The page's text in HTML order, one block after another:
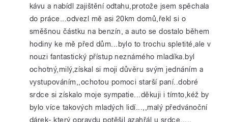
kávu a nabídl zajištění odtahu,protože jsem spěchala
do práce...odvezl mě asi 20km domů,řekl si o
směšnou částku na benzín, a auto se dostalo během
hodiny ke mě před dům...bylo to trochu spletité,ale v
nouzi fantastický přístup neznámého mladíka.byl
ochotný,milý,získal si moji důvěru svým jednáním a
vystupováním,,ochotou pomoci starší paní..dobré
srdce si získalo moje sympatie...děkuji i tímto,kéž by
bylo více takových mladých lidí...,,malý předvánoční
dárek-,který opravdu potěšil azahřál u srdce.....